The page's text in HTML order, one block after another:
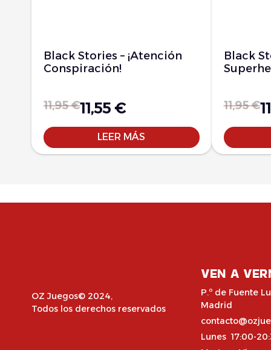
Black Stories – ¡Atención
Conspiración!
11,95€11,55 €
LEER MÁS
Black
11,95€
OZ Juegos© 2024,
Todos los derechos reservados
VEN A
P.º de Fuente
Madrid
Lunes 17:00-